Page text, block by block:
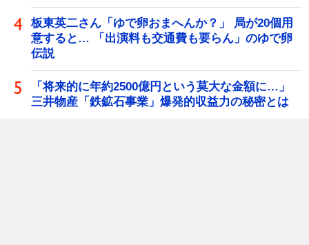
板東英二さん「ゆで卵おまへんか？」 局が20個用
意すると… 「出演料も交通費も要らん」のゆで卵
伝説
「将来的に年約2500億円という莫大な金額に…」
三井物産「鉄鉱石事業」爆発的収益力の秘密とは